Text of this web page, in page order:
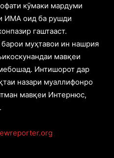
кӯмаки мардуми
ИМА оид ба рушди
гаштааст.
муҳтавои ин нашрия
мавқеи
Интишорот дар
назари муаллифонро
мавқеи Интернюс,